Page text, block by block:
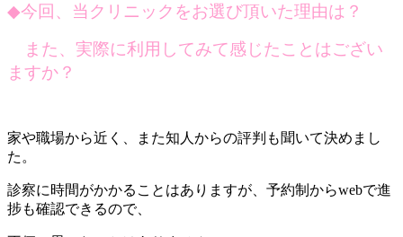
◆今回、当クリニックをお選び頂いた理由は？
また、実際に利用してみて感じたことはござい
ますか？
家や職場から近く、また知人からの評判も聞いて決めまし
た。
診察に時間がかかることはありますが、予約制からwebで進
捗も確認できるので、